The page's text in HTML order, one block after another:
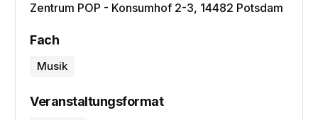
Zentrum POP - Konsumhof 2-3, 14482 Potsdam
Fach
Musik
Veranstaltungsformat